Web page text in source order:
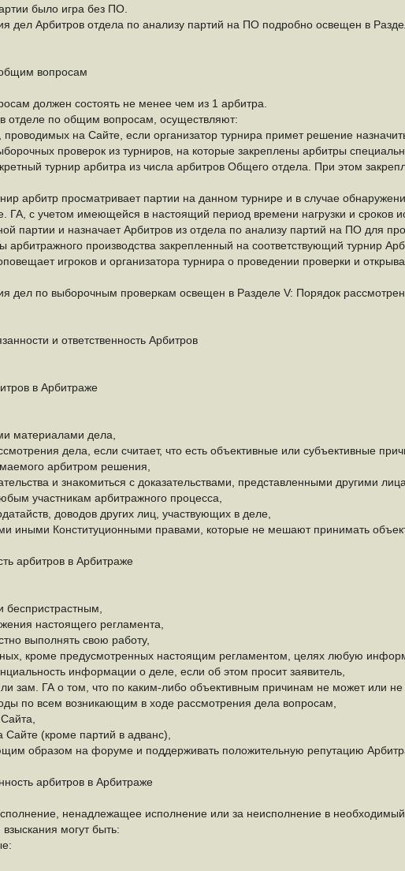
было игра без ПО.
дел Арбитров отдела по анализу партий на ПО подробно освещен в
вопросам
должен состоять не менее чем из 1 арбитра.
отделе по общим вопросам, осуществляют:
проводимых на Сайте, если организатор турнира примет решение
проверок из турниров, на которые закреплены арбитры
турнир арбитра из числа арбитров Общего отдела. При этом
арбитр просматривает партии на данном турнире и в случае
с учетом имеющейся в настоящий период времени нагрузки и сроков
партии и назначает Арбитров из отдела по анализу партий на ПО для
арбитражного производства закрепленный на соответствующий турнир
игроков и организатора турнира о проведении проверки и
дел по выборочным проверкам освещен в Разделе V: Порядок
и ответственность Арбитров
в Арбитраже
материалами дела,
дела, если считает, что есть объективные или субъективные
арбитром решения,
и знакомиться с доказательствами, представленными другими
участникам арбитражного процесса,
доводов других лиц, участвующих в деле,
иными Конституционными правами, которые не мешают принимать
арбитров в Арбитраже
настоящего регламента,
выполнять свою работу,
кроме предусмотренных настоящим регламентом, целях любую
информации о деле, если об этом просит заявитель,
зам. ГА о том, что по каким-либо объективным причинам не может или не
по всем возникающим в ходе рассмотрения дела вопросам,
(кроме партий в адванс),
образом на форуме и поддерживать положительную репутацию
арбитров в Арбитраже
ненадлежащее исполнение или за неисполнение в необходимый
могут быть: